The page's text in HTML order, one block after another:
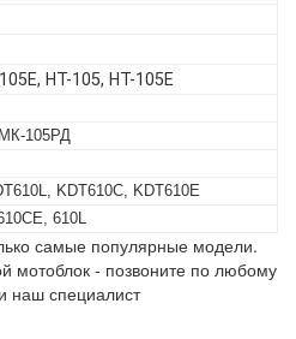
НТ-105, НТ-105Е
105РД
KDT610C, KDT610E
610L
самые популярные модели.
мотоблок - позвоните по любому
наш специалист